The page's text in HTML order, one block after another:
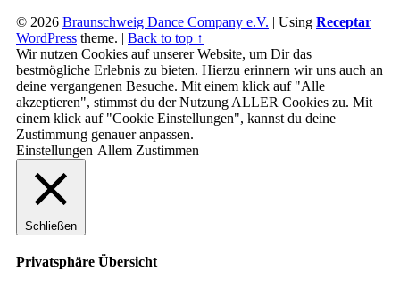
© 2026 Braunschweig Dance Company e.V. | Using Receptar
WordPress theme. | Back to top ↑
Wir nutzen Cookies auf unserer Website, um Dir das
bestmögliche Erlebnis zu bieten. Hierzu erinnern wir uns auch an
deine vergangenen Besuche. Mit einem klick auf "Alle
akzeptieren", stimmst du der Nutzung ALLER Cookies zu. Mit
einem klick auf "Cookie Einstellungen", kannst du deine
Zustimmung genauer anpassen.
Einstellungen Allem Zustimmen
Schließen
Privatsphäre Übersicht